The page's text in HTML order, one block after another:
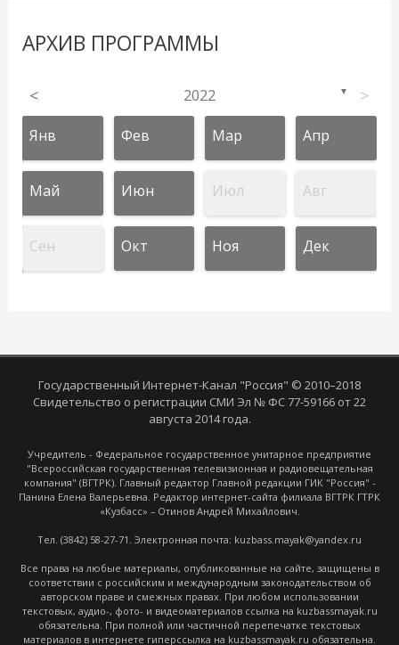
АРХИВ ПРОГРАММЫ
< 2022 ▼ >
Янв Фев Мар Апр
Май Июн Июл Авг
Сен Окт Ноя Дек
Государственный Интернет-Канал "Россия" © 2010–2018
Свидетельство о регистрации СМИ Эл № ФС 77-59166 от 22
августа 2014 года.
Учредитель - Федеральное государственное унитарное предприятие
"Всероссийская государственная телевизионная и радиовещательная
компания" (ВГТРК). Главный редактор Главной редакции ГИК "Россия" -
Панина Елена Валерьевна. Редактор интернет-сайта филиала ВГТРК ГТРК
«Кузбасс» – Отинов Андрей Михайлович.
Тел. (3842) 58-27-71. Электронная почта: kuzbass.mayak@yandex.ru
Все права на любые материалы, опубликованные на сайте, защищены в
соответствии с российским и международным законодательством об
авторском праве и смежных правах. При любом использовании
текстовых, аудио-, фото- и видеоматериалов ссылка на kuzbassmayak.ru
обязательна. При полной или частичной перепечатке текстовых
материалов в интернете гиперссылка на kuzbassmayak.ru обязательна.